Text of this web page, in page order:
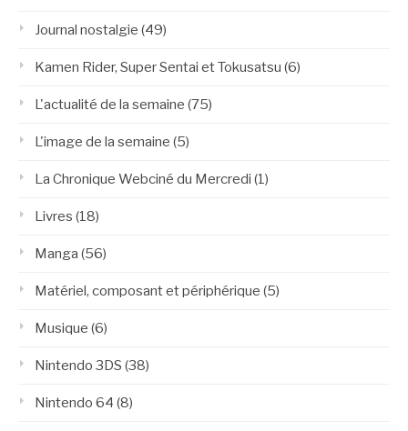
Journal nostalgie (49)
Kamen Rider, Super Sentai et Tokusatsu (6)
L'actualité de la semaine (75)
L'image de la semaine (5)
La Chronique Webciné du Mercredi (1)
Livres (18)
Manga (56)
Matériel, composant et périphérique (5)
Musique (6)
Nintendo 3DS (38)
Nintendo 64 (8)